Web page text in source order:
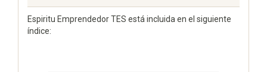
Espiritu Emprendedor TES está incluida en el siguiente
índice: